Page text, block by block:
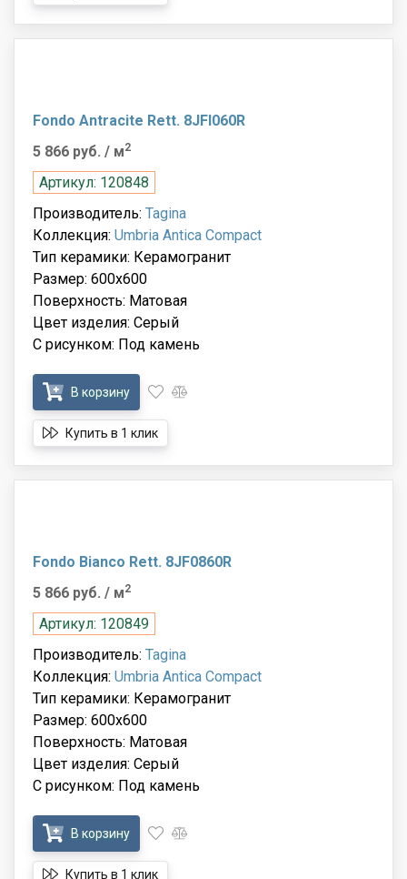
Fondo Antracite Rett. 8JFI060R
5 866 руб. / м2
Артикул: 120848
Производитель: Tagina
Коллекция: Umbria Antica Compact
Тип керамики: Керамогранит
Размер: 600x600
Поверхность: Матовая
Цвет изделия: Серый
С рисунком: Под камень
В корзину
Купить в 1 клик
Fondo Bianco Rett. 8JF0860R
5 866 руб. / м2
Артикул: 120849
Производитель: Tagina
Коллекция: Umbria Antica Compact
Тип керамики: Керамогранит
Размер: 600x600
Поверхность: Матовая
Цвет изделия: Серый
С рисунком: Под камень
В корзину
Купить в 1 клик